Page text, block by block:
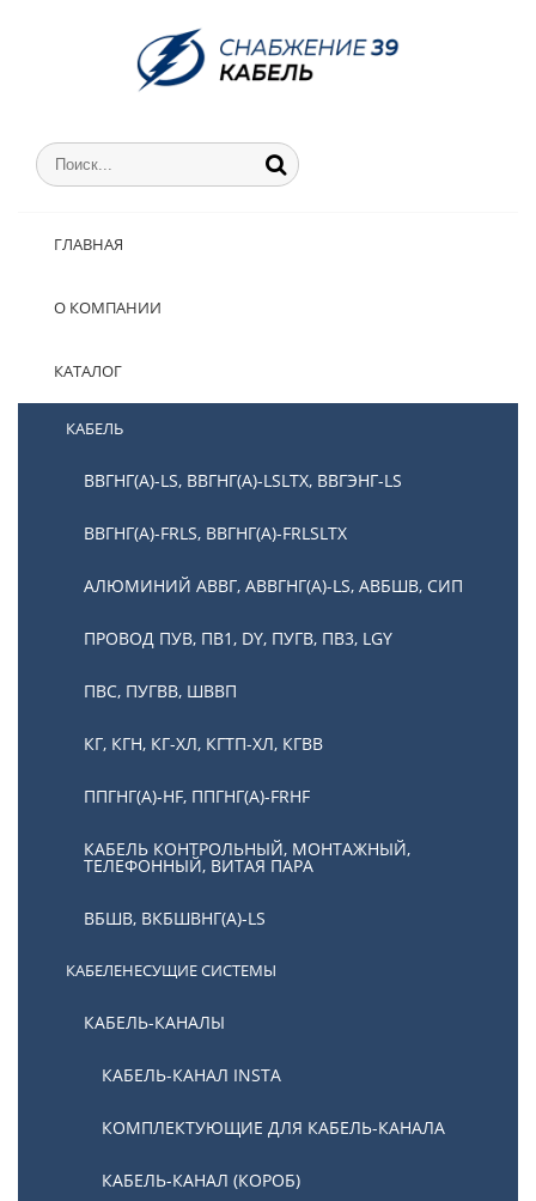
ГЛАВНАЯ
О КОМПАНИИ
КАТАЛОГ
КАБЕЛЬ
ВВГНГ(А)-LS, ВВГНГ(А)-LSLTX, ВВГЭНГ-LS
ВВГНГ(А)-FRLS, ВВГНГ(А)-FRLSLTX
АЛЮМИНИЙ АВВГ, АВВГНГ(А)-LS, АВБШВ, СИП
ПРОВОД ПУВ, ПВ1, DY, ПУГВ, ПВ3, LGY
ПВС, ПУГВВ, ШВВП
КГ, КГН, КГ-ХЛ, КГТП-ХЛ, КГВВ
ППГНГ(А)-HF, ППГНГ(А)-FRHF
КАБЕЛЬ КОНТРОЛЬНЫЙ, МОНТАЖНЫЙ,
ТЕЛЕФОННЫЙ, ВИТАЯ ПАРА
ВБШВ, ВКБШВНГ(А)-LS
КАБЕЛЕНЕСУЩИЕ СИСТЕМЫ
КАБЕЛЬ-КАНАЛЫ
КАБЕЛЬ-КАНАЛ INSTA
КОМПЛЕКТУЮЩИЕ ДЛЯ КАБЕЛЬ-КАНАЛА
КАБЕЛЬ-КАНАЛ (КОРОБ)